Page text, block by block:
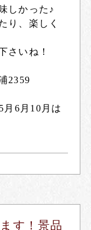
しかった♪
り、楽しく
さいね！
2359
6月10月は
す！景品